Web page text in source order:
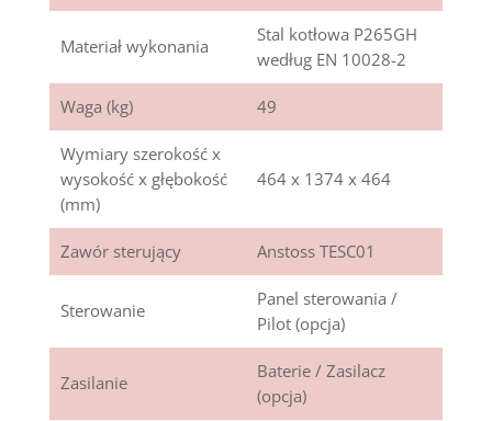
Materiał wykonania
Stal kotłowa P265GH
według EN 10028-2
Waga (kg) 49
Wymiary szerokość x
wysokość x głębokość
(mm)
464 x 1374 x 464
Zawór sterujący Anstoss TESC01
Sterowanie
Panel sterowania /
Pilot (opcja)
Zasilanie
Baterie / Zasilacz
(opcja)